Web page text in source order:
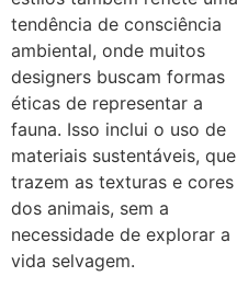
tendência de consciência
ambiental, onde muitos
designers buscam formas
éticas de representar a
fauna. Isso inclui o uso de
materiais sustentáveis, que
trazem as texturas e cores
dos animais, sem a
necessidade de explorar a
vida selvagem.